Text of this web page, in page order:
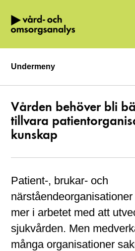
Hoppa direkt till innehållet.
Undermeny
Vården behöver bli
tillvara
kunskap
Patient-, brukar- och
mer i arbetet med att
sjukvården. Men
många organisationer